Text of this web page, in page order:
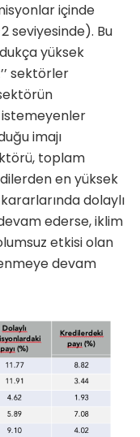
içinde
seviyesinde). Bu
yüksek
sektörler
istemeyenler
imajı
toplam
en yüksek
dolaylı
ederse, iklim
etkisi olan
devam